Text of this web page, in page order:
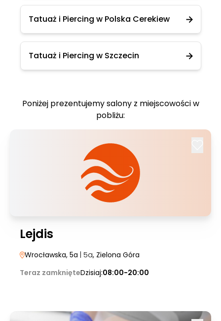
Tatuaż i Piercing w Polska Cerekiew
Tatuaż i Piercing w Szczecin
Poniżej prezentujemy salony z miejscowości w
pobliżu:
Lejdis
Wrocławska, 5a | 5a, Zielona Góra
Teraz zamknięteDzisiaj:08:00-20:00